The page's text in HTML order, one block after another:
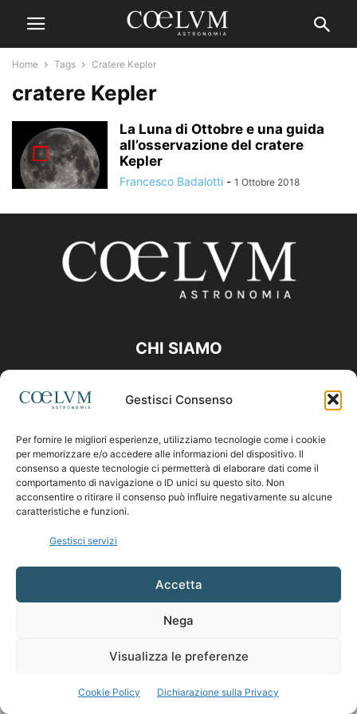
Gestisci Consenso
Per fornire le migliori esperienze, utilizziamo tecnologie come i cookie
per memorizzare e/o accedere alle informazioni del dispositivo. Il
consenso a queste tecnologie ci permetterà di elaborare dati come il
comportamento di navigazione o ID unici su questo sito. Non
acconsentire o ritirare il consenso può influire negativamente su alcune
caratteristiche e funzioni.
Gestisci servizi
Accetta
Nega
Visualizza le preferenze
Cookie Policy Dichiarazione sulla Privacy
Home Tags Cratere Kepler
cratere Kepler
La Luna di Ottobre e una guida
all’osservazione del cratere
Kepler
Francesco Badalotti - 1 Ottobre 2018
CHI SIAMO
Contattaci:coelumastro@coelum.com
SEGUICI